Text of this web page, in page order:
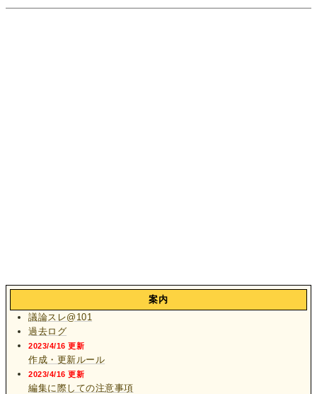
案内
議論スレ@101
過去ログ
2023/4/16 更新
作成・更新ルール
2023/4/16 更新
編集に際しての注意事項